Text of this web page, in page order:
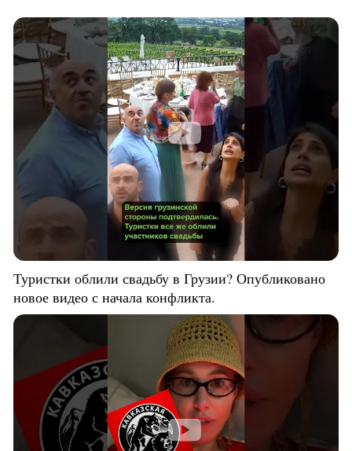
Туристки облили свадьбу в Грузии? Опубликовано
новое видео с начала конфликта.